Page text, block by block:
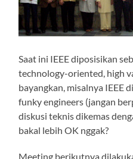
Saat ini IEEE diposisikan
technology-oriented, high
bayangkan, misalnya IEEE
funky engineers (jangan
diskusi teknis dikemas
bakal lebih OK nggak?
Meeting berikutnya